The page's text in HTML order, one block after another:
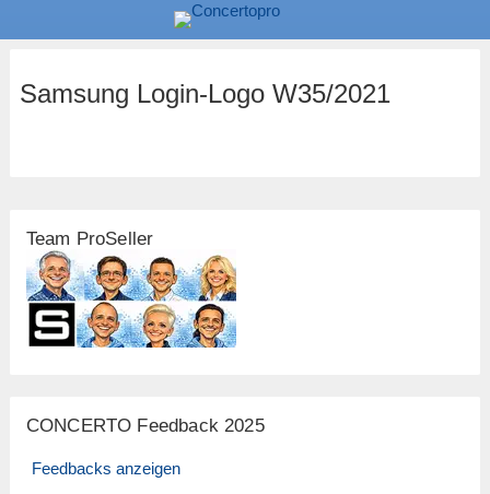
Samsung Login-Logo W35/2021
Team ProSeller
CONCERTO Feedback 2025
Feedbacks anzeigen